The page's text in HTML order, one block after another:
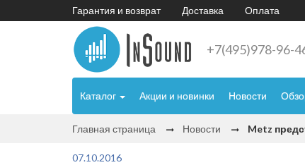
Гарантия и возврат Доставка Оплата
+7(495)978-96-
Каталог Акции и новинки Новости
Главная страница Новости Metz
07.10.2016